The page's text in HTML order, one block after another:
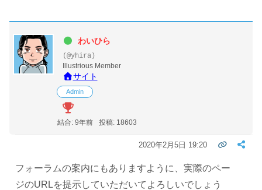
わいひら
(@yhira)
Illustrious Member
サイト
Admin
結合: 9年前 投稿: 18603
2020年2月5日 19:20
フォーラムの案内にもありますように、実際のペー
ジのURLを提示していただいてよろしいでしょう